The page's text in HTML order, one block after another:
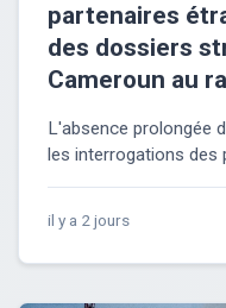
partenaires
des dossiers
Cameroun au
L'absence prolongée
les interrogations des
il y a 2 jours